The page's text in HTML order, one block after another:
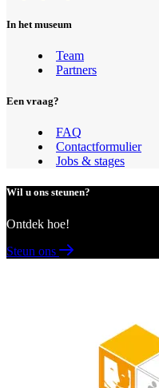
In het museum
Team
Partners
Een vraag?
FAQ
Contactformulier
Jobs & stages
Wil u ons steunen?
Ontdek hoe!
Steun ons